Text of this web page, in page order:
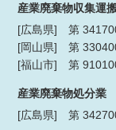
産業廃棄物収集運
[広島県] 第
[岡山県] 第
[福山市] 第
産業廃棄物処分業
[広島県] 第